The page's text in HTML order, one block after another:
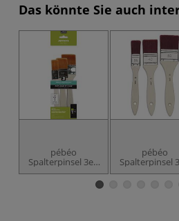
Das könnte Sie auch
pébéo
Spalterpinsel 3er-
Set, goldene
Synthetikfasern
pébéo
Spalterpinsel
Set, braune